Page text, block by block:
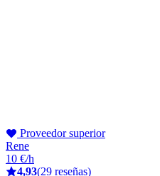
Proveedor superior
Rene
10 €/h
4,93(29 reseñas)